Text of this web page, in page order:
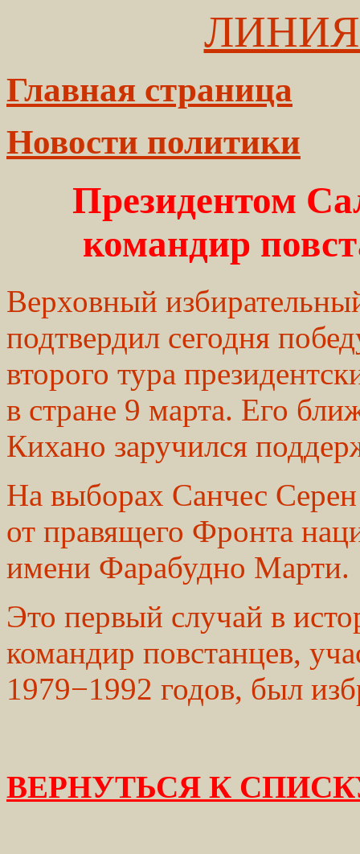
Главная страница
Новости политики
Президентом
командир
Верховный
подтвердил сегодня
второго тура
в стране 9 марта. Его
Кихано заручился
На выборах Санчес Серен
от правящего Фронта
имени Фарабудно Марти.
Это первый случай в
командир повстанцев,
1979−1992 годов, был
ВЕРНУТЬСЯ К